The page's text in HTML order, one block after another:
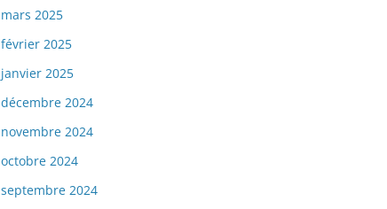
mars 2025
février 2025
janvier 2025
décembre 2024
novembre 2024
octobre 2024
septembre 2024